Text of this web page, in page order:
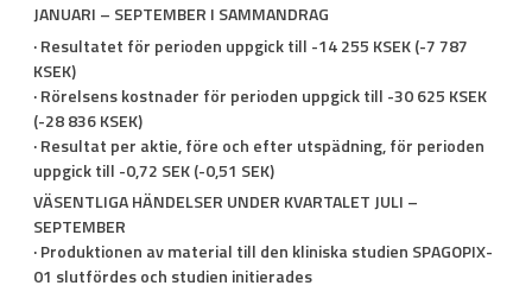
JANUARI – SEPTEMBER I SAMMANDRAG
· Resultatet för perioden uppgick till -14 255 KSEK (-7 787
KSEK)
· Rörelsens kostnader för perioden uppgick till -30 625 KSEK
(-28 836 KSEK)
· Resultat per aktie, före och efter utspädning, för perioden
uppgick till -0,72 SEK (-0,51 SEK)
VÄSENTLIGA HÄNDELSER UNDER KVARTALET JULI –
SEPTEMBER
· Produktionen av material till den kliniska studien SPAGOPIX-
01 slutfördes och studien initierades